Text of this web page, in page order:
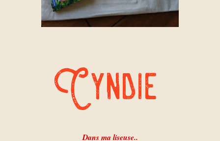
Dans ma liseuse..